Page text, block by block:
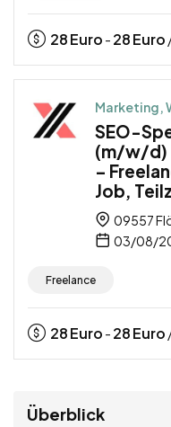
28Euro - 28Euro
Marketing,
SEO-
(m/w/d)
–
Job,
09557
03/08/
Freelance
28Euro - 28Euro
Überblick